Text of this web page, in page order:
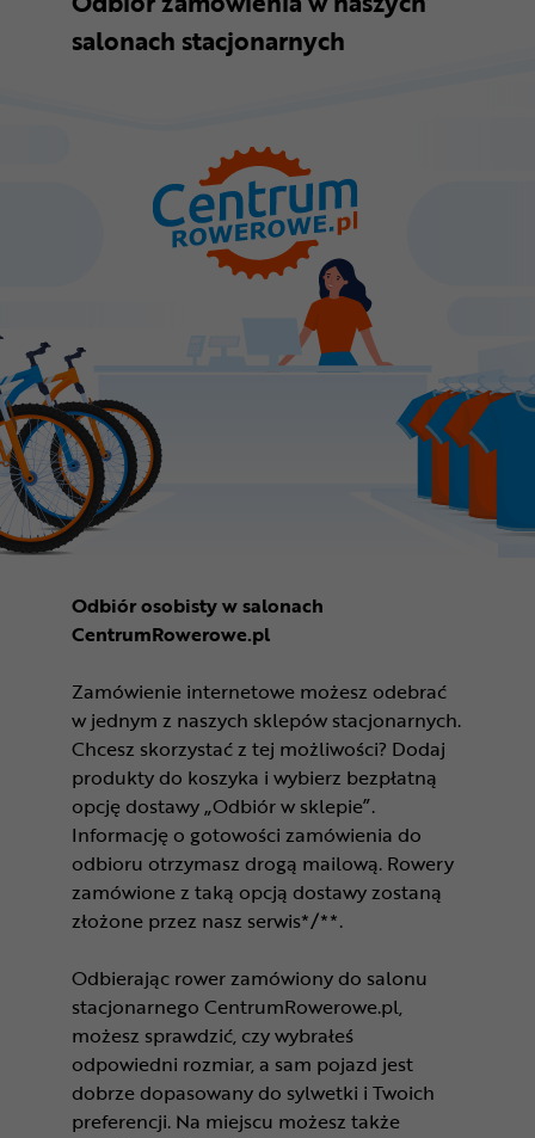
salonach stacjonarnych
Odbiór osobisty w salonach
CentrumRowerowe.pl
Zamówienie internetowe możesz odebrać
w jednym z naszych sklepów stacjonarnych.
Chcesz skorzystać z tej możliwości? Dodaj
produkty do koszyka i wybierz bezpłatną
opcję dostawy „Odbiór w sklepie”.
Informację o gotowości zamówienia do
odbioru otrzymasz drogą mailową. Rowery
zamówione z taką opcją dostawy zostaną
złożone przez nasz serwis*/**.
Odbierając rower zamówiony do salonu
stacjonarnego CentrumRowerowe.pl,
możesz sprawdzić, czy wybrałeś
odpowiedni rozmiar, a sam pojazd jest
dobrze dopasowany do sylwetki i Twoich
preferencji. Na miejscu możesz także